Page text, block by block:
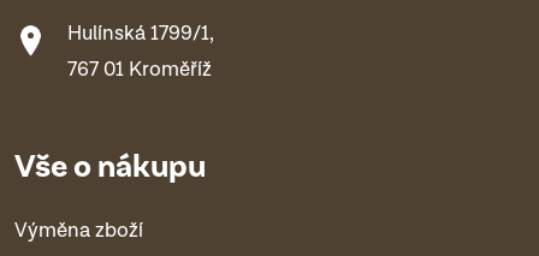
Hulínská 1799/1,
767 01 Kroměříž
Vše o nákupu
Výměna zboží